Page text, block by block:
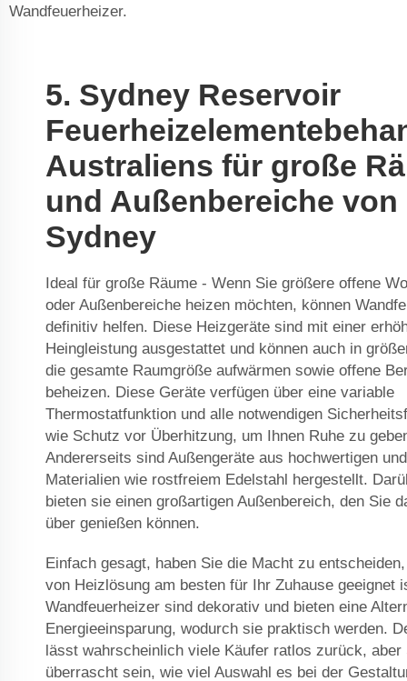
Wandfeuerheizer.
5. Sydney Reservoir
Australiens für große
und Außenbereiche von
Sydney
Ideal für große Räume - Wenn Sie größere offene
oder Außenbereiche heizen möchten, können
definitiv helfen. Diese Heizgeräte sind mit einer
Heingleistung ausgestattet und können auch in
die gesamte Raumgröße aufwärmen sowie offene
beheizen. Diese Geräte verfügen über eine variable
Thermostatfunktion und alle notwendigen
wie Schutz vor Überhitzung, um Ihnen Ruhe zu
Andererseits sind Außengeräte aus hochwertigen
Materialien wie rostfreiem Edelstahl hergestellt.
bieten sie einen großartigen Außenbereich, den Sie
über genießen können.
Einfach gesagt, haben Sie die Macht zu
von Heizlösung am besten für Ihr Zuhause geeignet
Wandfeuerheizer sind dekorativ und bieten eine
Energieeinsparung, wodurch sie praktisch werden.
lässt wahrscheinlich viele Käufer ratlos zurück, aber
überrascht sein, wie viel Auswahl es bei der